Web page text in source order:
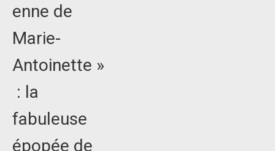
enne de
Marie-
Antoinette »
: la
fabuleuse
épopée de